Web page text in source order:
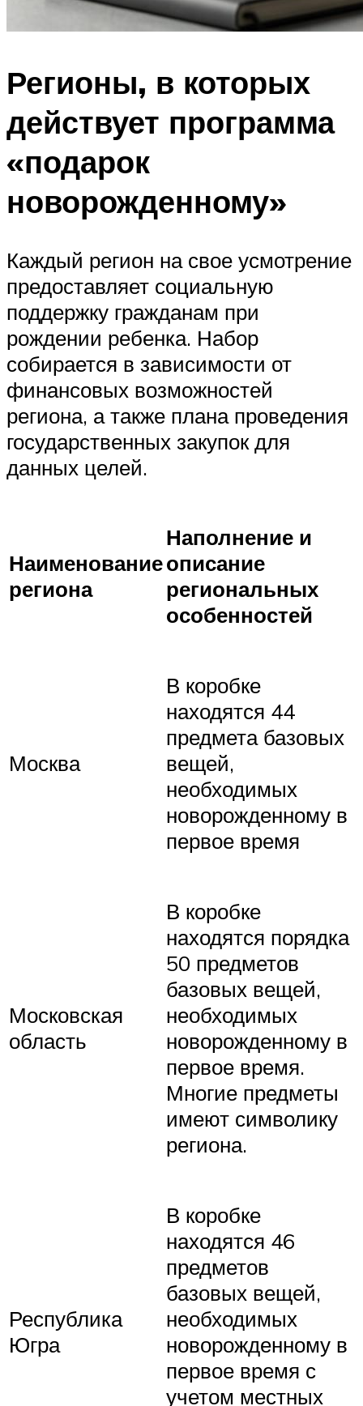
Регионы, в которых
действует программа
«подарок
новорожденному»
Каждый регион на свое усмотрение
предоставляет социальную
поддержку гражданам при
рождении ребенка. Набор
собирается в зависимости от
финансовых возможностей
региона, а также плана проведения
государственных закупок для
данных целей.
Наименование
региона
Наполнение и
описание
региональных
особенностей
Москва
В коробке
находятся 44
предмета базовых
вещей,
необходимых
новорожденному в
первое время
Московская
область
В коробке
находятся порядка
50 предметов
базовых вещей,
необходимых
новорожденному в
первое время.
Многие предметы
имеют символику
региона.
Республика
Югра
В коробке
находятся 46
предметов
базовых вещей,
необходимых
новорожденному в
первое время с
учетом местных